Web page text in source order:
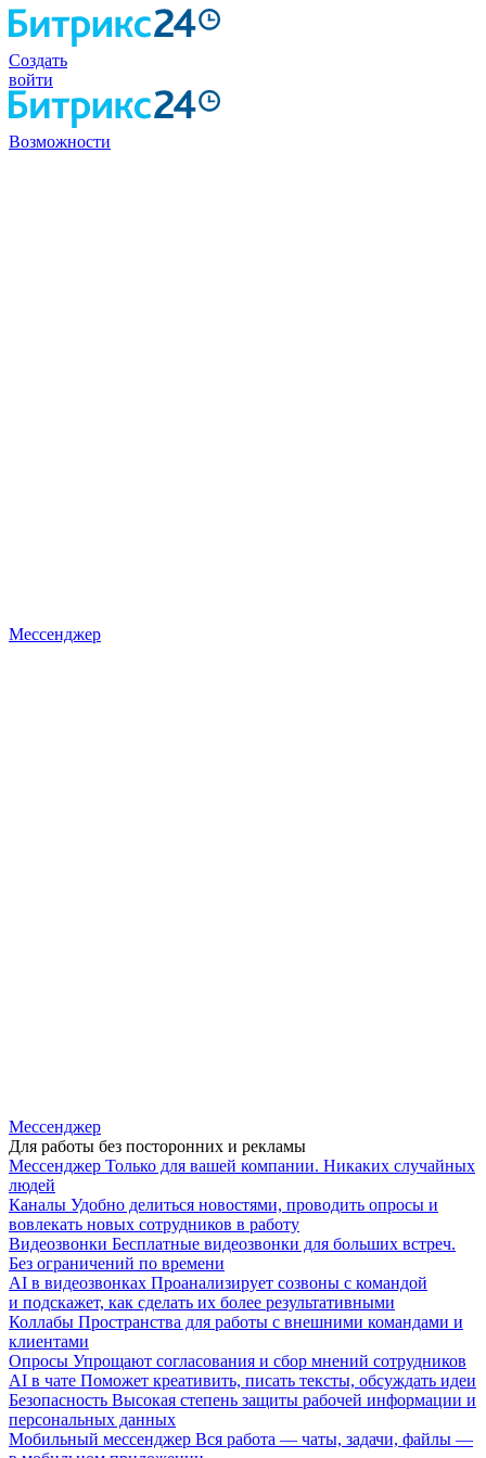
Создать
войти
Возможности
Мессенджер
Мессенджер
Для работы без посторонних и рекламы
Мессенджер Только для вашей компании. Никаких случайных
людей
Каналы Удобно делиться новостями, проводить опросы и
вовлекать новых сотрудников в работу
Видеозвонки Бесплатные видеозвонки для больших встреч.
Без ограничений по времени
AI в видеозвонках Проанализирует созвоны с командой
и подскажет, как сделать их более результативными
Коллабы Пространства для работы с внешними командами и
клиентами
Опросы Упрощают согласования и сбор мнений сотрудников
AI в чате Поможет креативить, писать тексты, обсуждать идеи
Безопасность Высокая степень защиты рабочей информации и
персональных данных
Мобильный мессенджер Вся работа — чаты, задачи, файлы —